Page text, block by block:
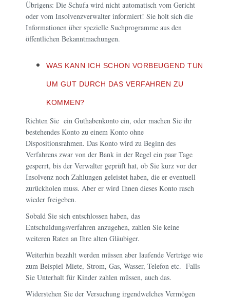
Übrigens: Die Schufa wird nicht automatisch vom Gericht
oder vom Insolvenzverwalter informiert! Sie holt sich die
Informationen über spezielle Suchprogramme aus den
öffentlichen Bekanntmachungen.
WAS KANN ICH SCHON VORBEUGEND TUN
UM GUT DURCH DAS VERFAHREN ZU
KOMMEN?
Richten Sie ein Guthabenkonto ein, oder machen Sie ihr
bestehendes Konto zu einem Konto ohne
Dispositionsrahmen. Das Konto wird zu Beginn des
Verfahrens zwar von der Bank in der Regel ein paar Tage
gesperrt, bis der Verwalter geprüft hat, ob Sie kurz vor der
Insolvenz noch Zahlungen geleistet haben, die er eventuell
zurückholen muss. Aber er wird Ihnen dieses Konto rasch
wieder freigeben.
Sobald Sie sich entschlossen haben, das
Entschuldungsverfahren anzugehen, zahlen Sie keine
weiteren Raten an Ihre alten Gläubiger.
Weiterhin bezahlt werden müssen aber laufende Verträge wie
zum Beispiel Miete, Strom, Gas, Wasser, Telefon etc. Falls
Sie Unterhalt für Kinder zahlen müssen, auch das.
Widerstehen Sie der Versuchung irgendwelches Vermögen